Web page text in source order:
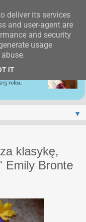
▼
klasykę,
Emily Bronte
deliver its services
and user-agent are
and security
usage
IT